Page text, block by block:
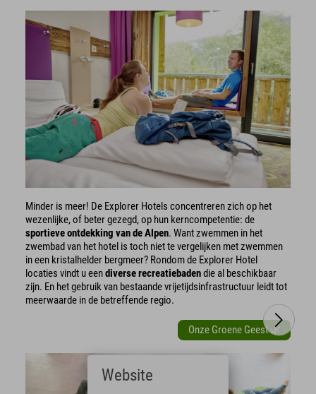
Minder is meer! De Explorer Hotels concentreren zich op het
wezenlijke, of beter gezegd, op hun kerncompetentie: de
sportieve ontdekking van de Alpen. Want zwemmen in het
zwembad van het hotel is toch niet te vergelijken met zwemmen
in een kristalhelder bergmeer? Rondom de Explorer Hotel
locaties vindt u eendiverse recreatiebadendie al beschikbaar
zijn. En het gebruik van bestaande vrijetijdsinfrastructuur leidt tot
meerwaarde in de betreffende regio.
Onze Groene Geest 🌿
Website